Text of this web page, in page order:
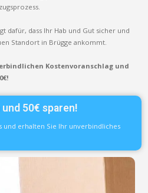
dafür, dass Ihr Hab und Gut sicher und
Standort in Brügge ankommt.
Kostenvoranschlag und
50€ sparen!
und erhalten Sie Ihr unverbindliches